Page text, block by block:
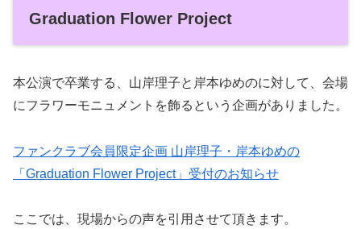
Graduation Flower Project
本公演で卒業する、山岸理子と岸本ゆめのに対して、会場
にフラワーモニュメントを飾るという企画がありました。
ファンクラブ会員限定企画 山岸理子・岸本ゆめの
「Graduation Flower Project」受付のお知らせ
ここでは、現場からの声を引用させて頂きます。